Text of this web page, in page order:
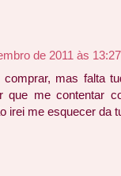
de 2011 às 13:27
mas falta
que me contentar
irei me esquecer da